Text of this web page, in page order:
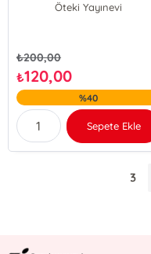
Öteki Yayınevi
₺200,00
₺120,00
%40
Sepete Ekle
3